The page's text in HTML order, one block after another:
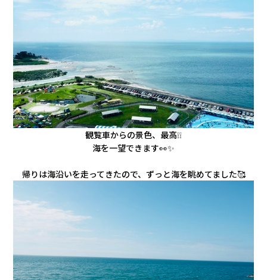
観覧車からの景色、最高❕❕
海を一望できます👀✨
帰りは海沿いを走ってきたので、ずっと海を眺めてました🥰